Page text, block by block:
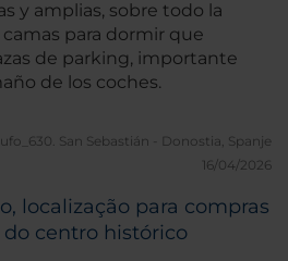
y amplias, sobre todo la
para dormir que
de parking, importante
de los coches.
San Sebastián - Donostia, Spanje
16/04/2026
localização para compras
centro histórico